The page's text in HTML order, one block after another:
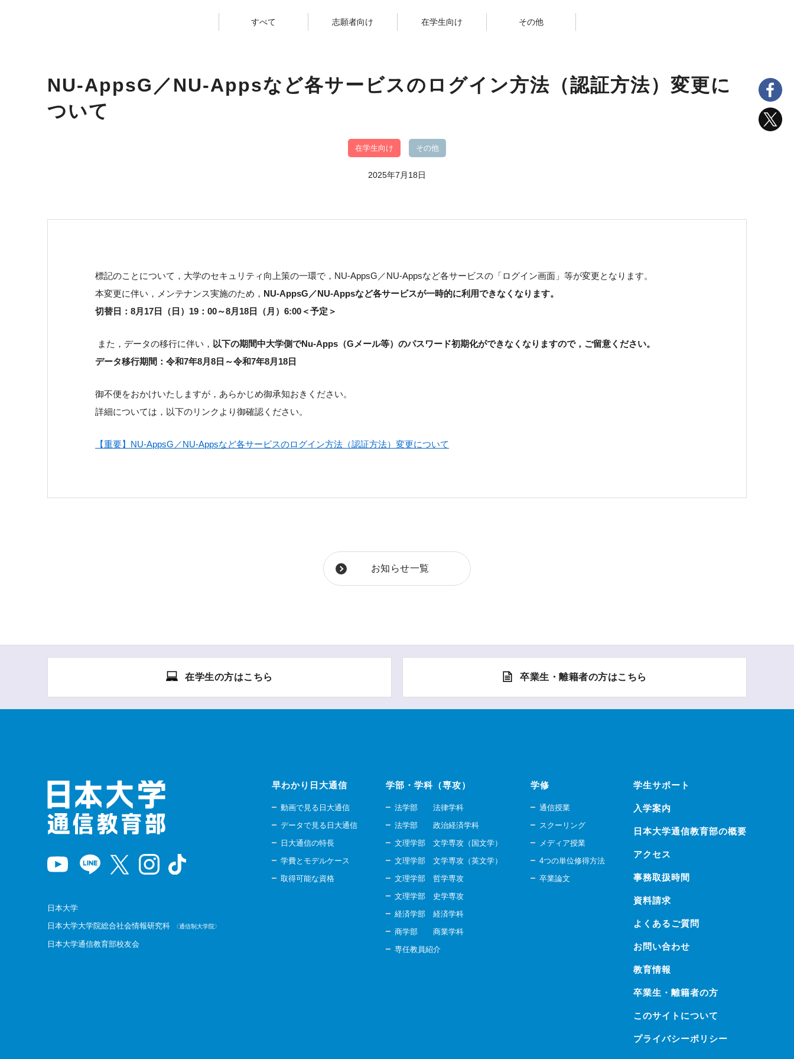
すべて 志願者向け 在学生向け その他
NU-AppsG／NU-Appsなど各サービスのログイン方法（認証方法）変更に
ついて
在学生向け その他
2025年7月18日
標記のことについて，大学のセキュリティ向上策の一環で，NU-AppsG／NU-Appsなど各サービスの「ログイン画面」等が変更となります。
本変更に伴い，メンテナンス実施のため， NU-AppsG／NU-Appsなど各サービスが一時的に利用できなくなります。
切替日：8月17日（日）19：00～8月18日（月）6:00＜予定＞
また，データの移行に伴い， 以下の期間中大学側でNu-Apps（Gメール等）のパスワード初期化ができなくなりますので，ご留意ください。
データ移行期間：令和7年8月8日～令和7年8月18日
御不便をおかけいたしますが，あらかじめ御承知おきください。
詳細については，以下のリンクより御確認ください。
【重要】NU-AppsG／NU-Appsなど各サービスのログイン方法（認証方法）変更について
お知らせ一覧
在学生の方はこちら 卒業生・離籍者の方はこちら
日本大学
日本大学大学院総合社会情報研究科
〈通信制大学院〉
日本大学通信教育部校友会
早わかり日大通信
動画で見る日大通信
データで見る日大通信
日大通信の特長
学費とモデルケース
取得可能な資格
学部・学科（専攻）
法学部 法律学科
法学部 政治経済学科
文理学部 文学専攻（国文学）
文理学部 文学専攻（英文学）
文理学部 哲学専攻
文理学部 史学専攻
経済学部 経済学科
商学部 商業学科
専任教員紹介
学修
通信授業
スクーリング
メディア授業
4つの単位修得方法
卒業論文
学生サポート
入学案内
日本大学通信教育部の概要
アクセス
事務取扱時間
資料請求
よくあるご質問
お問い合わせ
教育情報
卒業生・離籍者の方
このサイトについて
プライバシーポリシー